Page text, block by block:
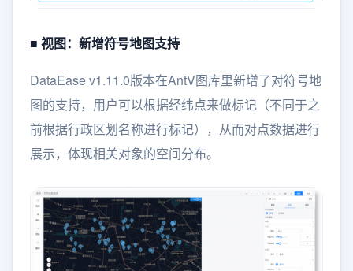
■ 视图：新增符号地图支持
DataEase v1.11.0版本在AntV图库里新增了对符号地
图的支持，用户可以根据经纬点来做标记（不同于之
前根据行政区划名称进行标记），从而对点数据进行
展示，体现相关对象的空间分布。